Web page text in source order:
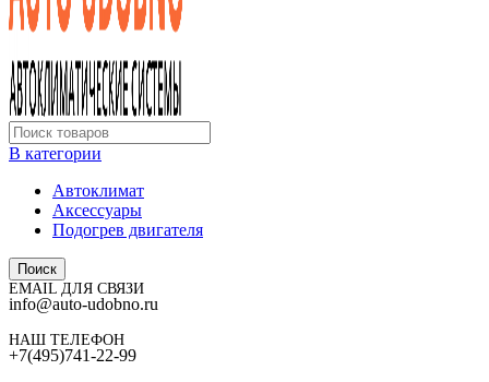
В категории
Автоклимат
Аксессуары
Подогрев двигателя
Поиск
EMAIL ДЛЯ СВЯЗИ
info@auto-udobno.ru
НАШ ТЕЛЕФОН
+7(495)741-22-99